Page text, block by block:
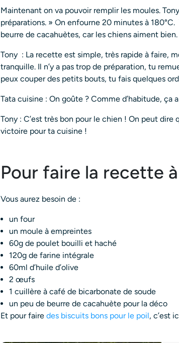
Maintenant on va pouvoir remplir les moules.
préparations. » On enfourne 20 minutes à
beurre de cacahuètes, car les chiens aiment bien.
Tony : La recette est simple, très rapide à faire,
tranquille. Il n’y a pas trop de préparation, tu
peux couper des petits bouts, tu fais quelques
Tata cuisine : On goûte ? Comme d’habitude, ça
Tony : C’est très bon pour le chien ! On peut dire
victoire pour ta cuisine !
Pour faire la recette
Vous aurez besoin de :
un four
un moule à empreintes
60g de poulet bouilli et haché
120g de farine intégrale
60ml d’huile d’olive
2 œufs
1 cuillère à café de bicarbonate de soude
un peu de beurre de cacahuète pour la déco
Et pour faire des biscuits bons pour le poil, c’est